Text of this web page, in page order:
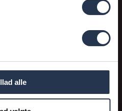
alle